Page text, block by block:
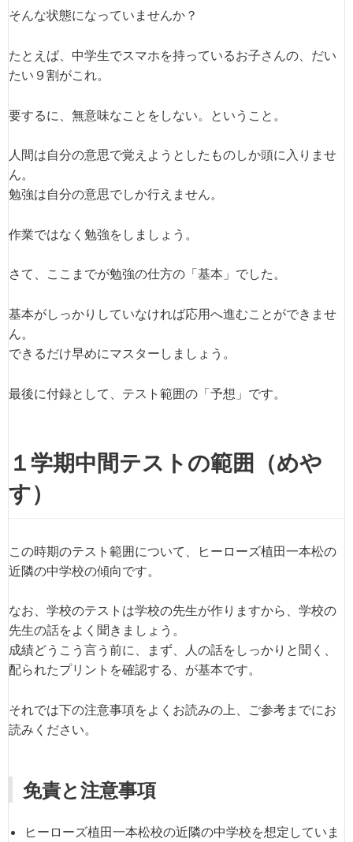
そんな状態になっていませんか？
たとえば、中学生でスマホを持っているお子さんの、だい
たい９割がこれ。
要するに、無意味なことをしない。ということ。
人間は自分の意思で覚えようとしたものしか頭に入りませ
ん。
勉強は自分の意思でしか行えません。
作業ではなく勉強をしましょう。
さて、ここまでが勉強の仕方の「基本」でした。
基本がしっかりしていなければ応用へ進むことができませ
ん。
できるだけ早めにマスターしましょう。
最後に付録として、テスト範囲の「予想」です。
１学期中間テストの範囲（めや
す）
この時期のテスト範囲について、ヒーローズ植田一本松の
近隣の中学校の傾向です。
なお、学校のテストは学校の先生が作りますから、学校の
先生の話をよく聞きましょう。
成績どうこう言う前に、まず、人の話をしっかりと聞く、
配られたプリントを確認する、が基本です。
それでは下の注意事項をよくお読みの上、ご参考までにお
読みください。
免責と注意事項
ヒーローズ植田一本松校の近隣の中学校を想定していま